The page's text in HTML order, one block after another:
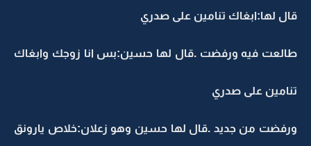
قال لها:ابغاك تنامين على صدري
طالعت فيه ورفضت .قال لها حسين:بس انا زوجك وابغاك
تنامين على صدري
ورفضت من جديد .قال لها حسين وهو زعلان:خلاص يارونق